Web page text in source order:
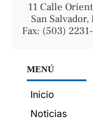
11 Calle
San
Fax: (503)
MENÚ
Inicio
Noticias